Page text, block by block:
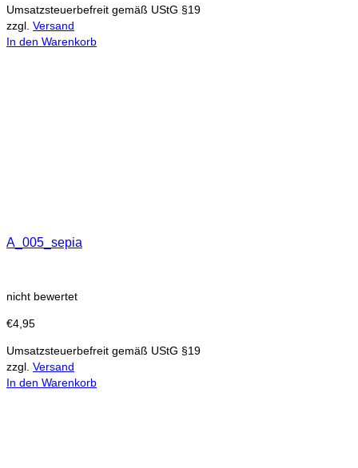
Umsatzsteuerbefreit gemäß UStG §19
zzgl. Versand
In den Warenkorb
A_005_sepia
nicht bewertet
€4,95
Umsatzsteuerbefreit gemäß UStG §19
zzgl. Versand
In den Warenkorb